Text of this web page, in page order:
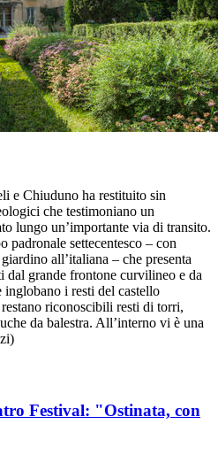
e Chiuduno ha restituito sin
che testimoniano un
lungo un’importante via di transito.
padronale settecentesco – con
all’italiana – che presenta
dal grande frontone curvilineo e da
i resti del castello
riconoscibili resti di torri,
da balestra. All’interno vi è una
Festival: "Ostinata, con